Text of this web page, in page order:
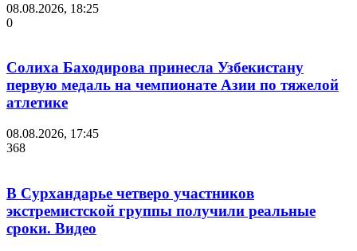
08.08.2026, 18:25
0
Солиха Баходирова принесла Узбекистану
первую медаль на чемпионате Азии по тяжелой
атлетике
08.08.2026, 17:45
368
В Сурхандарье четверо участников
экстремистской группы получили реальные
сроки. Видео